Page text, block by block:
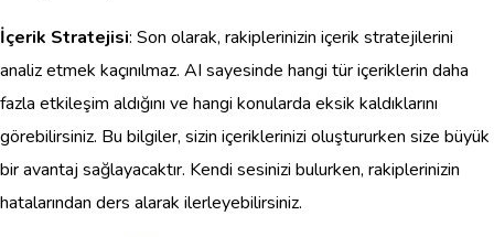
İçerik Stratejisi: Son olarak, rakiplerinizin içerik stratejilerini
analiz etmek kaçınılmaz. AI sayesinde hangi tür içeriklerin daha
fazla etkileşim aldığını ve hangi konularda eksik kaldıklarını
görebilirsiniz. Bu bilgiler, sizin içeriklerinizi oluştururken size büyük
bir avantaj sağlayacaktır. Kendi sesinizi bulurken, rakiplerinizin
hatalarından ders alarak ilerleyebilirsiniz.